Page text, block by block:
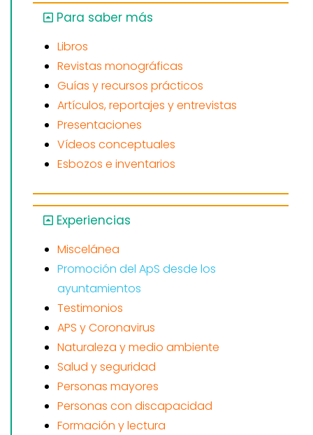
Para saber más
Libros
Revistas monográficas
Guías y recursos prácticos
Artículos, reportajes y entrevistas
Presentaciones
Vídeos conceptuales
Esbozos e inventarios
Experiencias
Miscelánea
Promoción del ApS desde los
ayuntamientos
Testimonios
APS y Coronavirus
Naturaleza y medio ambiente
Salud y seguridad
Personas mayores
Personas con discapacidad
Formación y lectura